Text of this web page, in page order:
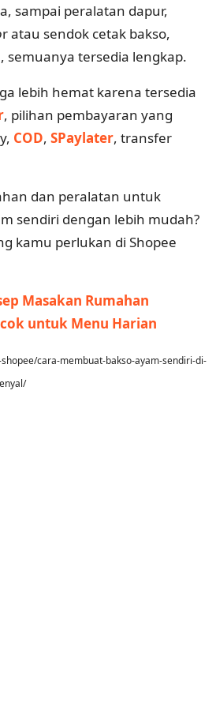
sampai peralatan dapur,
r atau sendok cetak bakso,
, semuanya tersedia lengkap.
lebih hemat karena tersedia
, pilihan pembayaran yang
COD, SPaylater, transfer
dan peralatan untuk
sendiri dengan lebih mudah?
kamu perlukan di Shopee
Masakan Rumahan
untuk Menu Harian
cara-membuat-bakso-ayam-sendiri-di-